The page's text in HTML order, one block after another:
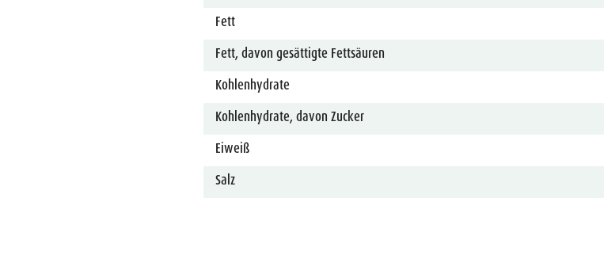
Fett
Fett, davon gesättigte Fettsäuren
Kohlenhydrate
Kohlenhydrate, davon Zucker
Eiweiß
Salz